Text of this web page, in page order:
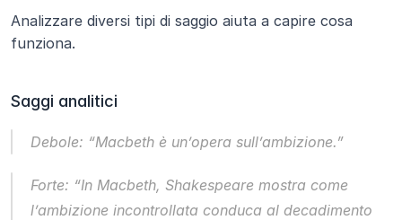
Analizzare diversi tipi di saggio aiuta a capire cosa
funziona.
Saggi analitici
Debole: “Macbeth è un’opera sull’ambizione.”
Forte: “In Macbeth, Shakespeare mostra come
l’ambizione incontrollata conduca al decadimento